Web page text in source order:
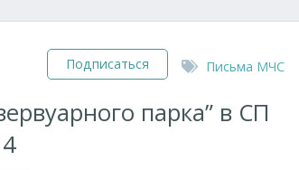
Подписаться Письма МЧС
парка” в СП